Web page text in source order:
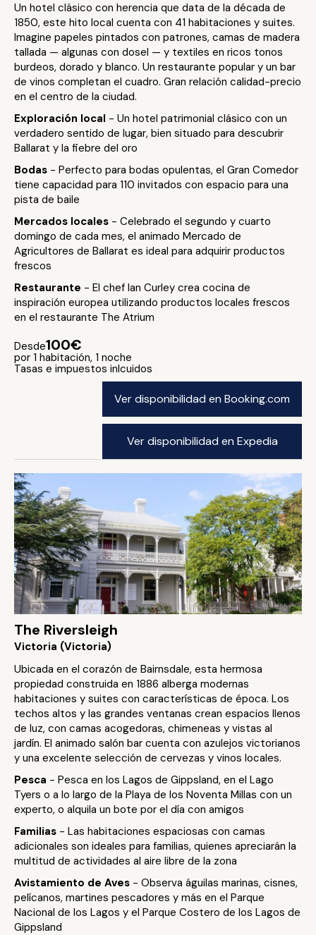
Un hotel clásico con herencia que data de la década de
1850, este hito local cuenta con 41 habitaciones y suites.
Imagine papeles pintados con patrones, camas de madera
tallada — algunas con dosel — y textiles en ricos tonos
burdeos, dorado y blanco. Un restaurante popular y un bar
de vinos completan el cuadro. Gran relación calidad-precio
en el centro de la ciudad.
Exploración local - Un hotel patrimonial clásico con un
verdadero sentido de lugar, bien situado para descubrir
Ballarat y la fiebre del oro
Bodas - Perfecto para bodas opulentas, el Gran Comedor
tiene capacidad para 110 invitados con espacio para una
pista de baile
Mercados locales - Celebrado el segundo y cuarto
domingo de cada mes, el animado Mercado de
Agricultores de Ballarat es ideal para adquirir productos
frescos
Restaurante - El chef Ian Curley crea cocina de
inspiración europea utilizando productos locales frescos
en el restaurante The Atrium
Desde100€
por 1 habitación, 1 noche
Tasas e impuestos inlcuidos
Ver disponibilidad en Booking.com
Ver disponibilidad en Expedia
The Riversleigh
Victoria (Victoria)
Ubicada en el corazón de Bairnsdale, esta hermosa
propiedad construida en 1886 alberga modernas
habitaciones y suites con características de época. Los
techos altos y las grandes ventanas crean espacios llenos
de luz, con camas acogedoras, chimeneas y vistas al
jardín. El animado salón bar cuenta con azulejos victorianos
y una excelente selección de cervezas y vinos locales.
Pesca - Pesca en los Lagos de Gippsland, en el Lago
Tyers o a lo largo de la Playa de los Noventa Millas con un
experto, o alquila un bote por el día con amigos
Familias - Las habitaciones espaciosas con camas
adicionales son ideales para familias, quienes apreciarán la
multitud de actividades al aire libre de la zona
Avistamiento de Aves - Observa águilas marinas, cisnes,
pelícanos, martines pescadores y más en el Parque
Nacional de los Lagos y el Parque Costero de los Lagos de
Gippsland